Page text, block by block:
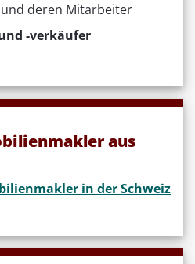
und deren Mitarbeiter
-verkäufer
aus
in der Schweiz